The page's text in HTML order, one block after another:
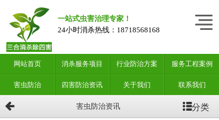
一站式虫害治理专家！
24小时消杀热线： 18718568168
网站首页 消杀服务项目 行业防治方案 服务工程案例
害虫防治 四害防治资讯 关于我们 联系我们
害虫防治资讯 分类